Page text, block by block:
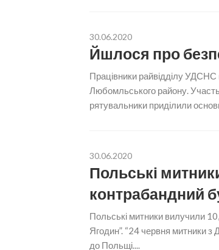
30.06.2020
Йшлося про
Працівники райвідділу УДСНС
Любомльського району. Участь
рятувальники приділили
30.06.2020
Польські
контрабандний
Польські митники вилучили
Ягодин”. “24 червня митники з
до Польщі....